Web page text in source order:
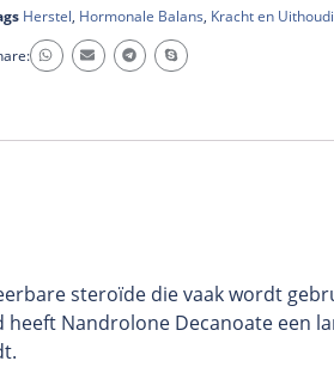
Herstel, Hormonale Balans, Kracht en
steroïde die vaak wordt
Nandrolone Decanoate een